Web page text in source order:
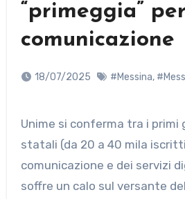
“primeggia”
comunicazione
18/07/2025 #Messina,
Unime si conferma tra i primi grandi Atenei
statali (da 20 a 40 mila
comunicazione e dei servizi
soffre un calo sul versante